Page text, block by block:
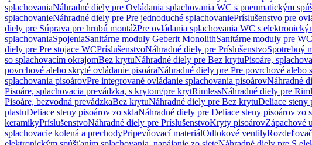
splachovaniaNáhradné diely pre Ovládania splachovania WC s pneumatickým
splachovanieNáhradné diely pre Pre jednoduché splachovaniePríslušenstvo pre
diely pre Súprava pre hrubú montážPre ovládania splachovania WC s
splachovaniaSpojeniaSanitárne moduly Geberit MonolithSanitárne moduly pre WC
diely pre Pre stojace WCPríslušenstvoNáhradné diely pre PríslušenstvoSpotrebný
so splachovacím okrajomBez krytuNáhradné diely pre Bez krytuPisoáre,
povrchové alebo skryté ovládanie pisoáraNáhradné diely pre Pre povrchové alebo
splachovania pisoárovPre integrované ovládanie splachovania pisoárovNáhradné
Pisoáre, splachovacia prevádzka, s krytom/pre krytRimlessNáhradné diely pre
Pisoáre, bezvodná prevádzkaBez krytuNáhradné diely pre Bez krytuDeliace steny
plastuDeliace steny pisoárov zo sklaNáhradné diely pre Deliace steny pisoárov zo
keramikyPríslušenstvoNáhradné diely pre PríslušenstvoKryty pisoárovZápachové
splachovacie kolená a prechodyPripevňovací materiálOdtokové ventily